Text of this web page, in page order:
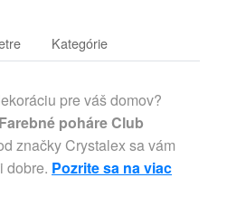
Kategórie
pre váš domov?
poháre Club
značky Crystalex sa vám
dobre. Pozrite sa na viac